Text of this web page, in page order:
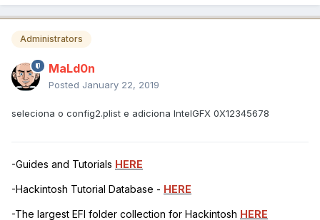
Administrators
MaLd0n
Posted January 22, 2019
seleciona o config2.plist e adiciona IntelGFX 0X12345678
-Guides and Tutorials HERE
-Hackintosh Tutorial Database - HERE
-The largest EFI folder collection for Hackintosh HERE